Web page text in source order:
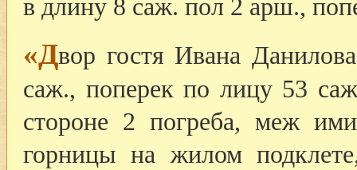
в длину 8 саж. пол 2 арш.,
«Двор гостя Ивана
саж., поперек по лицу 53
стороне 2 погреба, меж
горницы на жилом